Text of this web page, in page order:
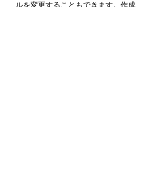
ルを変更することもできます。作成